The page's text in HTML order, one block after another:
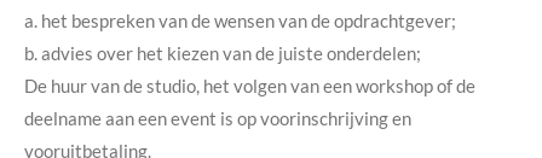
a. het bespreken van de wensen van de opdrachtgever;
b. advies over het kiezen van de juiste onderdelen;
De huur van de studio, het volgen van een workshop of de
deelname aan een event is op voorinschrijving en
vooruitbetaling.